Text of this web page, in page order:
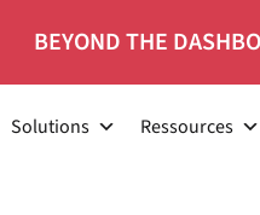
BEYOND THE
Solutions Ressources